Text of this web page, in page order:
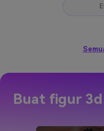
Buat figur